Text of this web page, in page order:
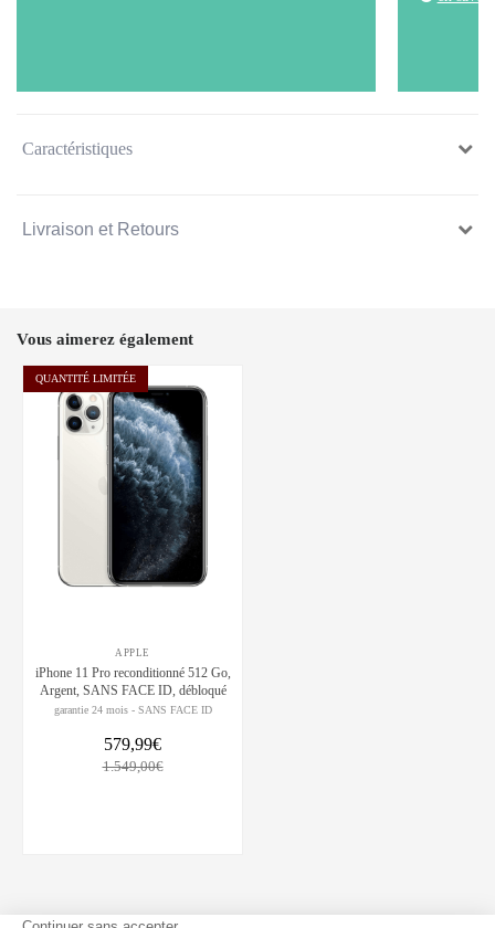
Caractéristiques
Livraison et Retours
Vous aimerez également
QUANTITÉ LIMITÉE
APPLE
iPhone 11 Pro reconditionné 512 Go,
Argent, SANS FACE ID, débloqué
garantie 24 mois - SANS FACE ID
579,99€
1.549,00€